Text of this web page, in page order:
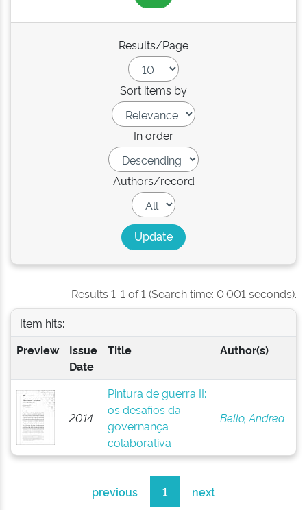
Results/Page
Sort items by
In order
Authors/record
Results 1-1 of 1 (Search time: 0.001 seconds).
Item hits:
Preview
Issue
Date
Title Author(s)
2014
Pintura de guerra II:
os desafios da
governança
colaborativa
Bello, Andrea
previous 1 next